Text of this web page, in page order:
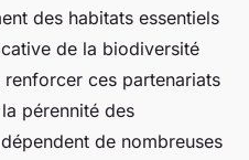
des habitats essentiels
de la biodiversité
ces partenariats
pérennité des
de nombreuses